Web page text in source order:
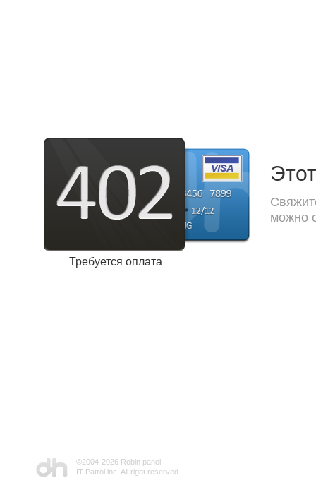
Требуется оплата
можно
©2004-2026 Robin panel
IT Patrol inc. All right reserved.